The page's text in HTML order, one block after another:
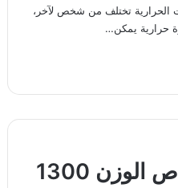
الحرارية تختلف من شخص لآخر،
برنامج غذائي لانقاص الوزن 1300